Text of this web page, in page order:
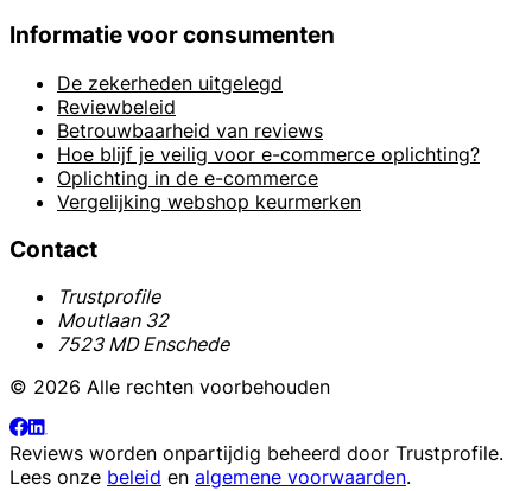
Informatie voor consumenten
De zekerheden uitgelegd
Reviewbeleid
Betrouwbaarheid van reviews
Hoe blijf je veilig voor e-commerce oplichting?
Oplichting in de e-commerce
Vergelijking webshop keurmerken
Contact
Trustprofile
Moutlaan 32
7523 MD Enschede
© 2026 Alle rechten voorbehouden
Reviews worden onpartijdig beheerd door Trustprofile.
Lees onze beleid en algemene voorwaarden.